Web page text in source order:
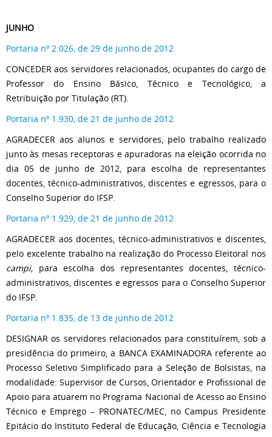
JUNHO
Portaria nº 2.026, de 29 de junho de 2012
CONCEDER aos servidores relacionados, ocupantes do cargo de
Professor do Ensino Básico, Técnico e Tecnológico, a
Retribuição por Titulação (RT).
Portaria nº 1.930, de 21 de junho de 2012
AGRADECER aos alunos e servidores, pelo trabalho realizado
junto às mesas receptoras e apuradoras na eleição ocorrida no
dia 05 de junho de 2012, para escolha de representantes
docentes, técnico-administrativos, discentes e egressos, para o
Conselho Superior do IFSP.
Portaria nº 1.929, de 21 de junho de 2012
AGRADECER aos docentes, técnico-administrativos e discentes,
pelo excelente trabalho na realização do Processo Eleitoral nos
campi, para escolha dos representantes docentes, técnico-
administrativos, discentes e egressos para o Conselho Superior
do IFSP.
Portaria nº 1.835, de 13 de junho de 2012
DESIGNAR os servidores relacionados para constituírem, sob a
presidência do primeiro, a BANCA EXAMINADORA referente ao
Processo Seletivo Simplificado para a Seleção de Bolsistas, na
modalidade: Supervisor de Cursos, Orientador e Profissional de
Apoio para atuarem no Programa Nacional de Acesso ao Ensino
Técnico e Emprego – PRONATEC/MEC, no Campus Presidente
Epitácio do Instituto Federal de Educação, Ciência e Tecnologia